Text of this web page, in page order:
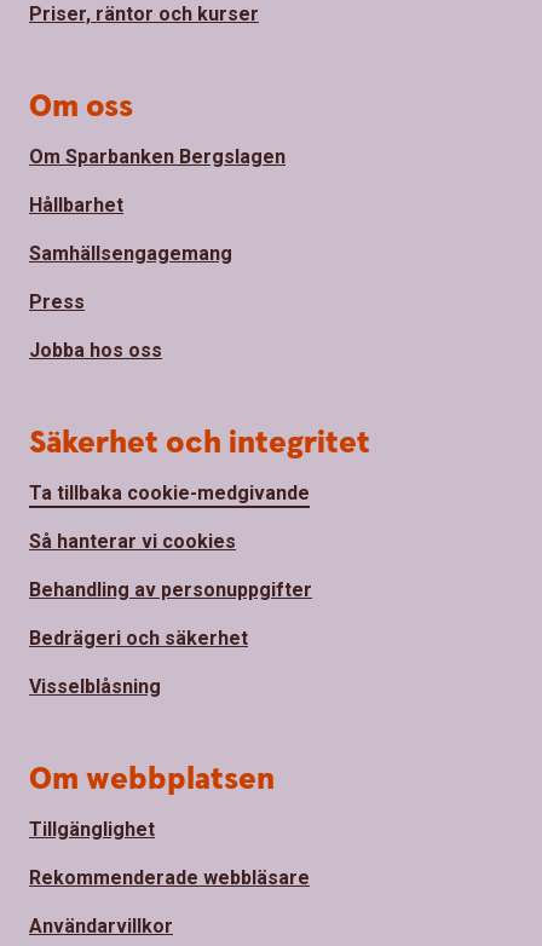
Priser, räntor och kurser
Om oss
Om Sparbanken Bergslagen
Hållbarhet
Samhällsengagemang
Press
Jobba hos oss
Säkerhet och integritet
Ta tillbaka cookie-medgivande
Så hanterar vi cookies
Behandling av personuppgifter
Bedrägeri och säkerhet
Visselblåsning
Om webbplatsen
Tillgänglighet
Rekommenderade webbläsare
Användarvillkor